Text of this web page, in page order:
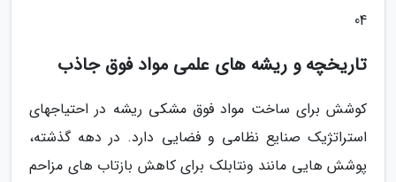
04
تاریخچه و ریشه های علمی مواد فوق جاذب
کوشش برای ساخت مواد فوق مشکی ریشه در احتیاجهای
استراتژیک صنایع نظامی و فضایی دارد. در دهه گذشته،
پوشش هایی مانند ونتابلک برای کاهش بازتاب های مزاحم